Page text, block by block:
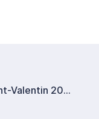
À la Saint-Valentin 2026, la Pink Lady® est peu présente dans la publicité